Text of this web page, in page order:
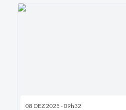
08 DEZ 2025 - 09h32